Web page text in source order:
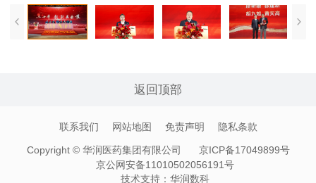
返回顶部
联系我们 网站地图 免责声明 隐私条款
Copyright © 华润医药集团有限公司
京ICP备17049899号
京公网安备11010502056191号
技术支持： 华润数科